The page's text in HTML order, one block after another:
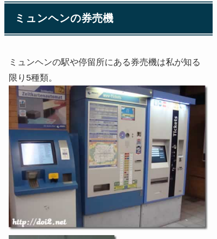
ミュンヘンの券売機
ミュンヘンの駅や停留所にある券売機は私が知る
限り5種類。